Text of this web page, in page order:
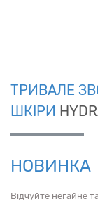
ТРИВАЛЕ
ШКІРИ
НОВИНКА
Відчуйте негайне